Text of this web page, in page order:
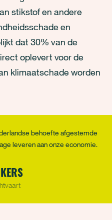
stikstof en andere
en
dat 30% van de
oplevert voor de
klimaatschade worden
behoefte afgestemde
leveren aan onze economie.